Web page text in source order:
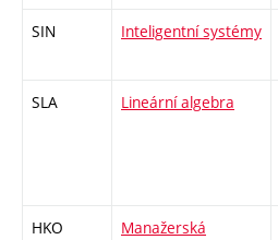
SIN Inteligentní systémy
SLA Lineární algebra
HKO
Manažerská